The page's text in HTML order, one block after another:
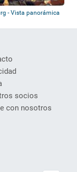
- Vista panorámica
socios
con nosotros